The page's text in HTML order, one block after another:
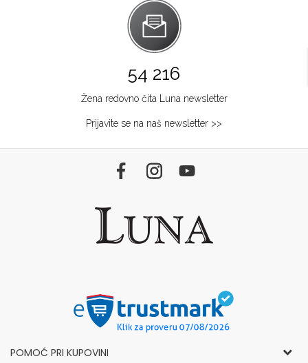
54 216
Žena redovno čita Luna newsletter
Prijavite se na naš newsletter >>
POMOĆ PRI KUPOVINI